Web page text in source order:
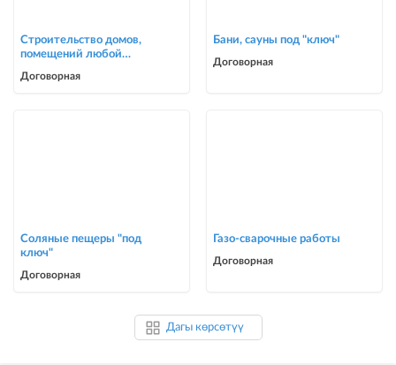
Строительство домов,
помещений любой
Договорная
Бани, сауны под "ключ"
Договорная
Соляные пещеры "под
ключ"
Договорная
Газо-сварочные работы
Договорная
Дагы көрсөтүү